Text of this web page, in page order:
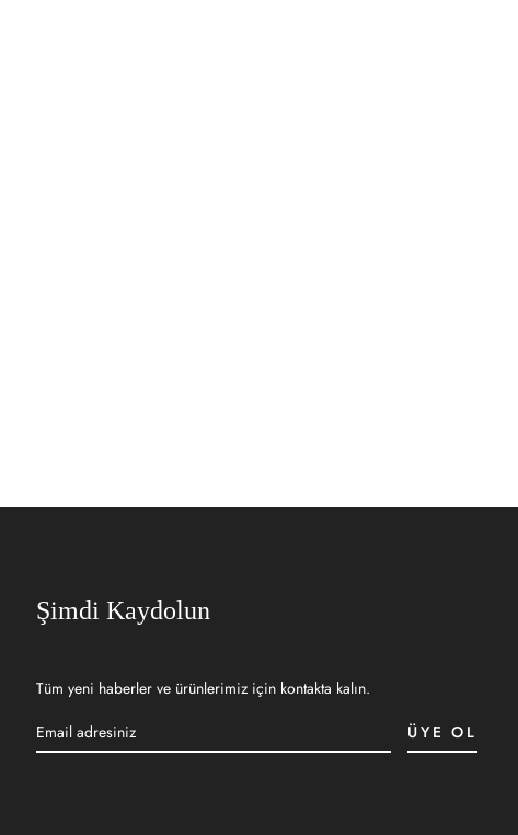
Şimdi Kaydolun
Tüm yeni haberler ve ürünlerimiz için kontakta kalın.
ÜYE OL